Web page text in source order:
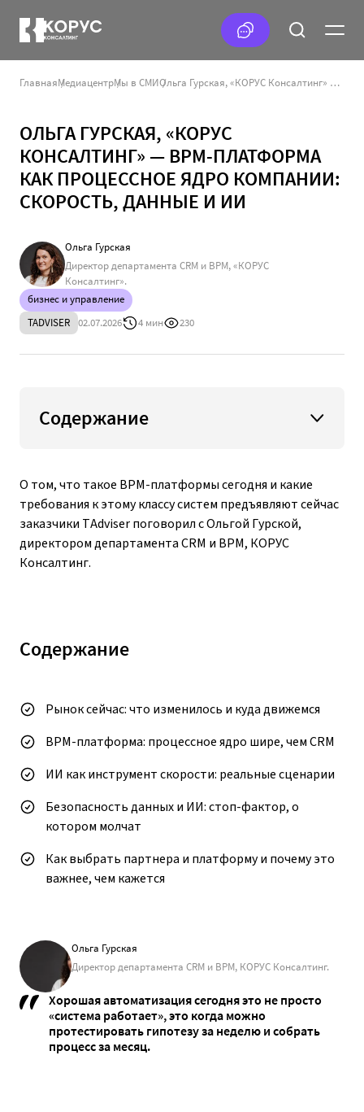
ГлавнаяМедиацентрМы в СМИ Ольга Гурская, «КОРУС Консалтинг» — BPM-платформа как процессное ядро компании: скорость, данные и ИИ
ОЛЬГА ГУРСКАЯ, «КОРУС
КОНСАЛТИНГ» — BPM-ПЛАТФОРМА
КАК ПРОЦЕССНОЕ ЯДРО КОМПАНИИ:
СКОРОСТЬ, ДАННЫЕ И ИИ
бизнес и управление
TADVISER 02.07.2026 4 мин 230
Ольга Гурская
Директор департамента CRM и BPM, «КОРУС
Консалтинг».
Содержание
О том, что такое BPM-платформы сегодня и какие
требования к этому классу систем предъявляют сейчас
заказчики TAdviser поговорил с Ольгой Гурской,
директором департамента CRM и BPM, КОРУС
Консалтинг.
Содержание
Рынок сейчас: что изменилось и куда движемся
BPM-платформа: процессное ядро шире, чем CRM
ИИ как инструмент скорости: реальные сценарии
Безопасность данных и ИИ: стоп-фактор, о
котором молчат
Как выбрать партнера и платформу и почему это
важнее, чем кажется
Ольга Гурская
Директор департамента CRM и BPM, КОРУС Консалтинг.
Хорошая автоматизация сегодня это не просто
«система работает», это когда можно
протестировать гипотезу за неделю и собрать
процесс за месяц.